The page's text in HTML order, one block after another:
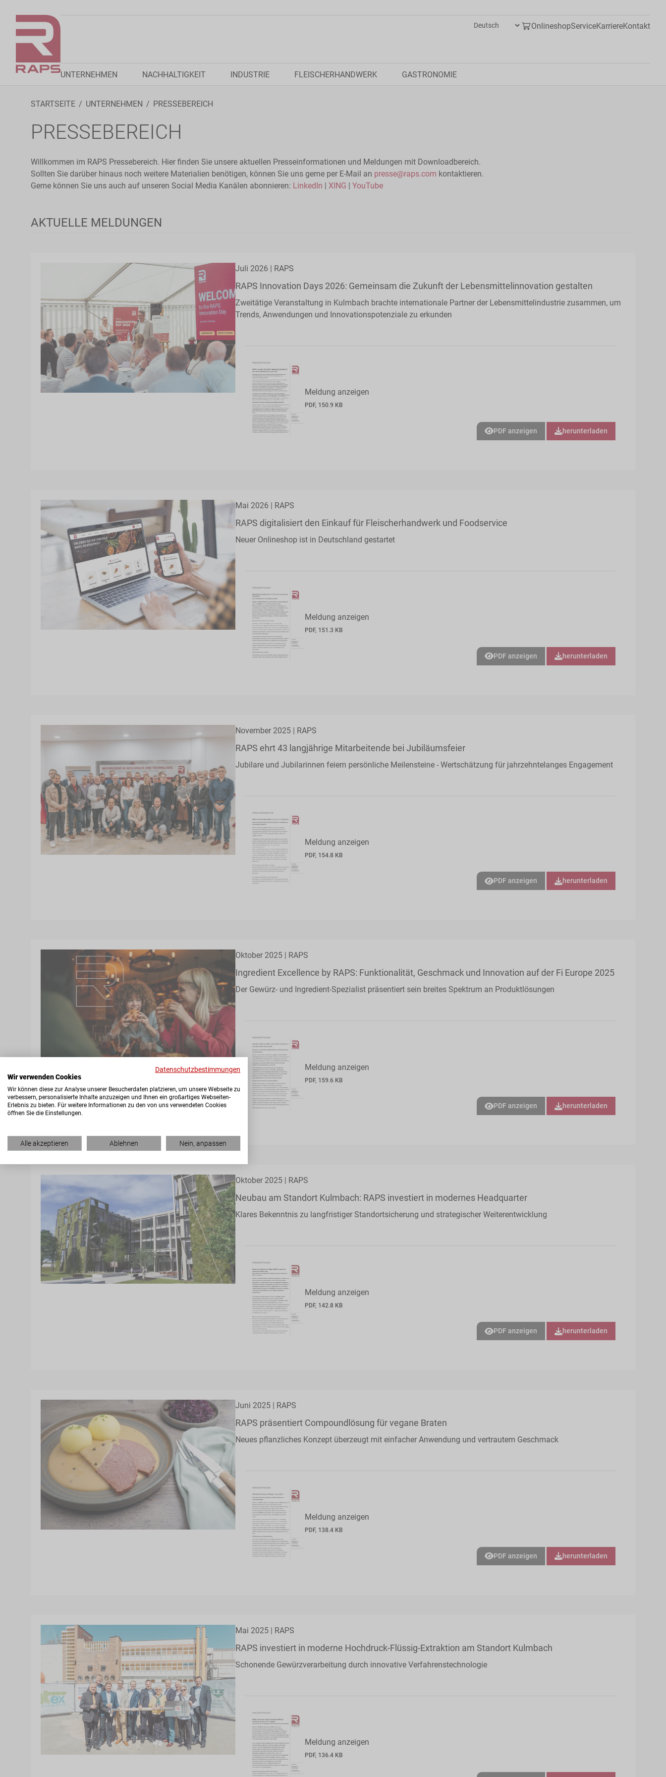
OnlineshopServiceKarriereKontakt
UNTERNEHMEN NACHHALTIGKEIT INDUSTRIE FLEISCHERHANDWERK GASTRONOMIE
STARTSEITE UNTERNEHMEN PRESSEBEREICH
PRESSEBEREICH
Willkommen im RAPS Pressebereich. Hier finden Sie unsere aktuellen Presseinformationen und Meldungen mit Downloadbereich.
Sollten Sie darüber hinaus noch weitere Materialien benötigen, können Sie uns gerne per E-Mail an presse@raps.com kontaktieren.
Gerne können Sie uns auch auf unseren Social Media Kanälen abonnieren: LinkedIn | XING | YouTube
AKTUELLE MELDUNGEN
Juli 2026 | RAPS
RAPS Innovation Days 2026: Gemeinsam die Zukunft der Lebensmittelinnovation gestalten
Zweitätige Veranstaltung in Kulmbach brachte internationale Partner der Lebensmittelindustrie zusammen, um
Trends, Anwendungen und Innovationspotenziale zu erkunden
Meldung anzeigen
PDF, 150.9 KB
PDF anzeigen herunterladen
Mai 2026 | RAPS
RAPS digitalisiert den Einkauf für Fleischerhandwerk und Foodservice
Neuer Onlineshop ist in Deutschland gestartet
Meldung anzeigen
PDF, 151.3 KB
PDF anzeigen herunterladen
November 2025 | RAPS
RAPS ehrt 43 langjährige Mitarbeitende bei Jubiläumsfeier
Jubilare und Jubilarinnen feiern persönliche Meilensteine - Wertschätzung für jahrzehntelanges Engagement
Meldung anzeigen
PDF, 154.8 KB
PDF anzeigen herunterladen
Oktober 2025 | RAPS
Ingredient Excellence by RAPS: Funktionalität, Geschmack und Innovation auf der Fi Europe 2025
Der Gewürz- und Ingredient-Spezialist präsentiert sein breites Spektrum an Produktlösungen
Meldung anzeigen
PDF, 159.6 KB
PDF anzeigen herunterladen
Oktober 2025 | RAPS
Neubau am Standort Kulmbach: RAPS investiert in modernes Headquarter
Klares Bekenntnis zu langfristiger Standortsicherung und strategischer Weiterentwicklung
Meldung anzeigen
PDF, 142.8 KB
PDF anzeigen herunterladen
Juni 2025 | RAPS
RAPS präsentiert Compoundlösung für vegane Braten
Neues pflanzliches Konzept überzeugt mit einfacher Anwendung und vertrautem Geschmack
Meldung anzeigen
PDF, 138.4 KB
PDF anzeigen herunterladen
Mai 2025 | RAPS
RAPS investiert in moderne Hochdruck-Flüssig-Extraktion am Standort Kulmbach
Schonende Gewürzverarbeitung durch innovative Verfahrenstechnologie
Meldung anzeigen
PDF, 136.4 KB
Datenschutzbestimmungen
Wir verwenden Cookies
Wir können diese zur Analyse unserer Besucherdaten platzieren, um unsere Webseite zu
verbessern, personalisierte Inhalte anzuzeigen und Ihnen ein großartiges Webseiten-
Erlebnis zu bieten. Für weitere Informationen zu den von uns verwendeten Cookies
öffnen Sie die Einstellungen.
Alle akzeptieren Ablehnen Nein, anpassen